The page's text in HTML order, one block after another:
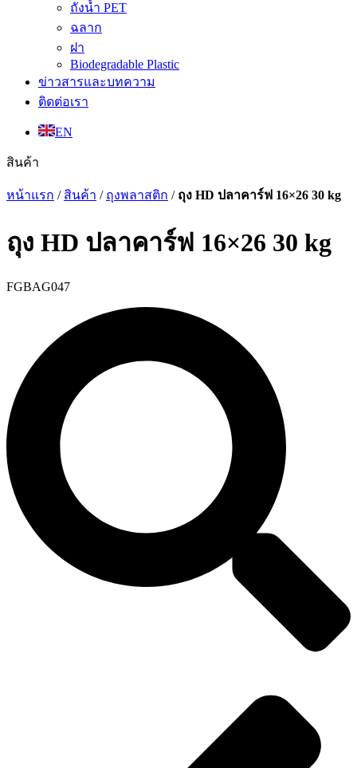
ถังน้ำ PET
ฉลาก
ฝา
Biodegradable Plastic
ข่าวสารและบทความ
ติดต่อเรา
EN
สินค้า
หน้าแรก / สินค้า / ถุงพลาสติก / ถุง HD ปลาคาร์ฟ 16×26 30 kg
ถุง HD ปลาคาร์ฟ 16×26 30 kg
FGBAG047